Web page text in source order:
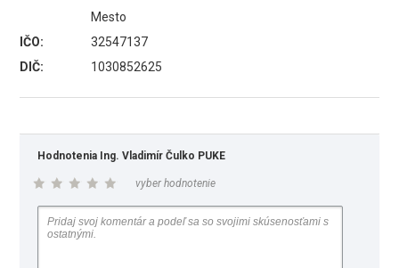
Mesto
IČO:
32547137
DIČ:
1030852625
Hodnotenia Ing. Vladimír Čulko PUKE
vyber hodnotenie